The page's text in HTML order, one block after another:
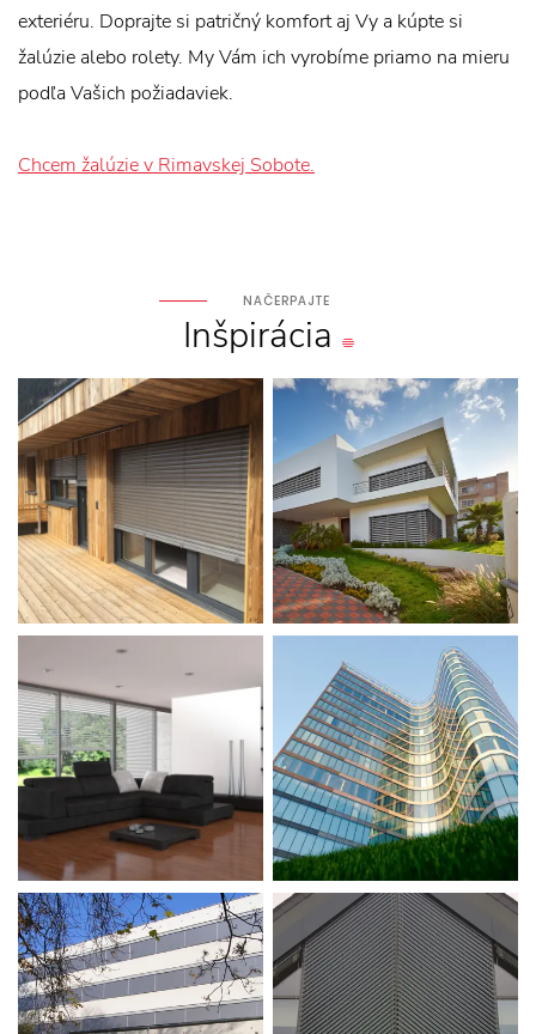
exteriéru. Doprajte si patričný komfort aj Vy a kúpte si
žalúzie alebo rolety. My Vám ich vyrobíme priamo na mieru
podľa Vašich požiadaviek.
Chcem žalúzie v Rimavskej Sobote.
NAČERPAJTE
Inšpirácia